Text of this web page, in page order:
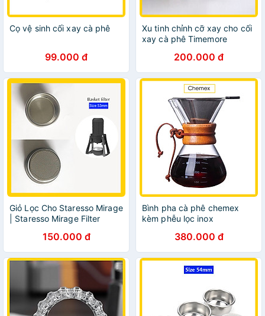
Cọ vệ sinh cối xay cà phê
99.000 đ
Xu tinh chỉnh cỡ xay cho cối
xay cà phê Timemore
200.000 đ
Giỏ Lọc Cho Staresso Mirage
| Staresso Mirage Filter
150.000 đ
Bình pha cà phê chemex
kèm phễu lọc inox
380.000 đ